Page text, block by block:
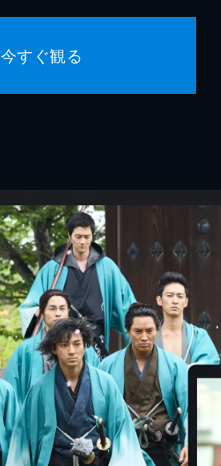
今すぐ観る